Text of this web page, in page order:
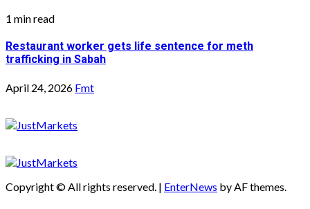
1 min read
Restaurant worker gets life sentence for meth
trafficking in Sabah
April 24, 2026 Fmt
Copyright © All rights reserved. | EnterNews by AF themes.